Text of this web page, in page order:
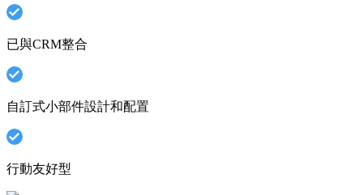
已與CRM整合
自訂式小部件設計和配置
行動友好型